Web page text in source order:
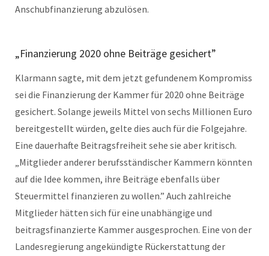
Anschubfinanzierung abzulösen.
„Finanzierung 2020 ohne Beiträge gesichert”
Klarmann sagte, mit dem jetzt gefundenem Kompromiss
sei die Finanzierung der Kammer für 2020 ohne Beiträge
gesichert. Solange jeweils Mittel von sechs Millionen Euro
bereitgestellt würden, gelte dies auch für die Folgejahre.
Eine dauerhafte Beitragsfreiheit sehe sie aber kritisch.
„Mitglieder anderer berufsständischer Kammern könnten
auf die Idee kommen, ihre Beiträge ebenfalls über
Steuermittel finanzieren zu wollen.” Auch zahlreiche
Mitglieder hätten sich für eine unabhängige und
beitragsfinanzierte Kammer ausgesprochen. Eine von der
Landesregierung angekündigte Rückerstattung der